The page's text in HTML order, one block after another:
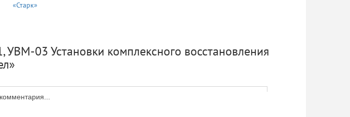
«Старк»
03 Установки комплексного восстановления